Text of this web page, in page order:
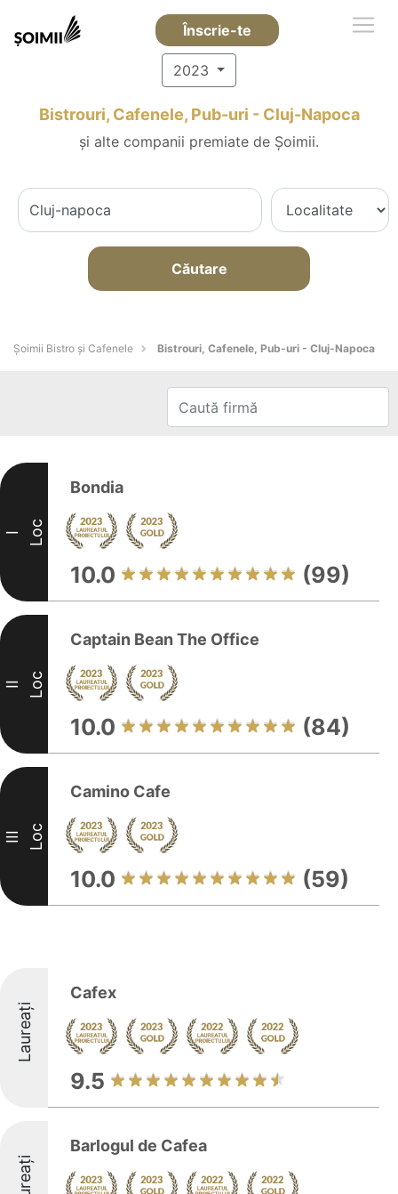
Înscrie-te
2023
Bistrouri, Cafenele, Pub-uri - Cluj-Napoca
și alte companii premiate de Șoimii.
Căutare
Șoimii Bistro și Cafenele Bistrouri, Cafenele, Pub-uri - Cluj-Napoca
I Loc
Bondia
10.0 (99)
II Loc
Captain Bean The Office
10.0 (84)
III Loc
Camino Cafe
10.0 (59)
Laureați
Cafex
9.5
Barlogul de Cafea